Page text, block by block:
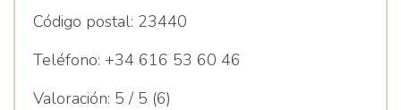
Código postal: 23440
Teléfono: +34 616 53 60 46
Valoración: 5 / 5 (6)